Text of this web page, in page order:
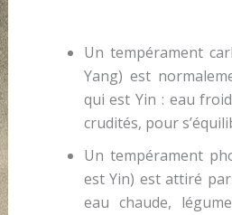
Un tempérament
Yang) est
qui est Yin : eau
crudités, pour
Un tempérament
est Yin) est attiré
eau chaude,